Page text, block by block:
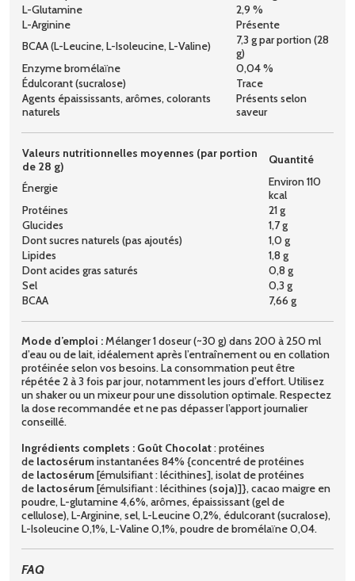
L-Glutamine
2,9 %
L-Arginine
Présente
BCAA (L-Leucine, L-Isoleucine, L-Valine)
7,3 g par portion (28
g)
Enzyme bromélaïne
0,04 %
Édulcorant (sucralose)
Trace
Agents épaississants, arômes, colorants
naturels
Présents selon
saveur
Valeurs nutritionnelles moyennes (par portion
de 28 g)
Quantité
Énergie
Environ 110
kcal
Protéines
21 g
Glucides
1,7 g
Dont sucres naturels (pas ajoutés)
1,0 g
Lipides
1,8 g
Dont acides gras saturés
0,8 g
Sel
0,3 g
BCAA
7,66 g
Mode d’emploi :Mélanger 1 doseur (~30 g) dans 200 à 250 ml
d’eau ou de lait, idéalement après l’entraînement ou en collation
protéinée selon vos besoins. La consommation peut être
répétée 2 à 3 fois par jour, notamment les jours d’effort. Utilisez
un shaker ou un mixeur pour une dissolution optimale. Respectez
la dose recommandée et ne pas dépasser l’apport journalier
conseillé.
Ingrédients complets : Goût Chocolat: protéines
de lactoséruminstantanées 84% {concentré de protéines
de lactosérum[émulsifiant : lécithines], isolat de protéines
de lactosérum[émulsifiant : lécithines (soja)]}, cacao maigre en
poudre, L-glutamine 4,6%, arômes, épaississant (gel de
cellulose), L-Arginine, sel, L-Leucine 0,2%, édulcorant (sucralose),
L-Isoleucine 0,1%, L-Valine 0,1%, poudre de bromélaïne 0,04.
FAQ